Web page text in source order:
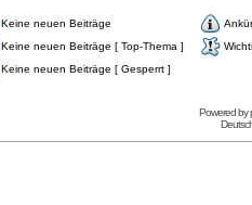
Keine neuen Beiträge
Keine neuen Beiträge [ Top-Thema ]
Keine neuen Beiträge [ Gesperrt ]
Powered by